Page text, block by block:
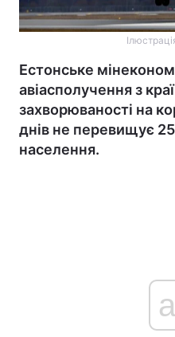
Естонське
авіасполучення з
захворюваності на
днів не перевищує
населення.